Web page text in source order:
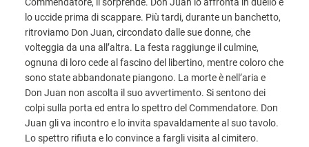
lo uccide prima di scappare. Più tardi, durante un banchetto,
ritroviamo Don Juan, circondato dalle sue donne, che
volteggia da una all’altra. La festa raggiunge il culmine,
ognuna di loro cede al fascino del libertino, mentre coloro che
sono state abbandonate piangono. La morte è nell’aria e
Don Juan non ascolta il suo avvertimento. Si sentono dei
colpi sulla porta ed entra lo spettro del Commendatore. Don
Juan gli va incontro e lo invita spavaldamente al suo tavolo.
Lo spettro rifiuta e lo convince a fargli visita al cimitero.